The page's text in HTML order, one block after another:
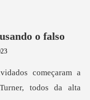
0
o falso
começaram a